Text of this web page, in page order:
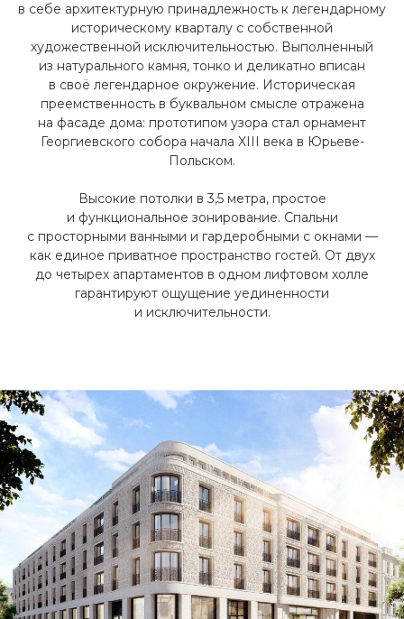
в себе архитектурную принадлежность к легендарному
историческому кварталу с собственной
художественной исключительностью. Выполненный
из натурального камня, тонко и деликатно вписан
в своё легендарное окружение. Историческая
преемственность в буквальном смысле отражена
на фасаде дома: прототипом узора стал орнамент
Георгиевского собора начала XIII века в Юрьеве-
Польском.
Высокие потолки в 3,5 метра, простое
и функциональное зонирование. Спальни
с просторными ванными и гардеробными с окнами —
как единое приватное пространство гостей. От двух
до четырех апартаментов в одном лифтовом холле
гарантируют ощущение уединенности
и исключительности.